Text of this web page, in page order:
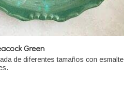
Green
de diferentes tamaños con esmalte